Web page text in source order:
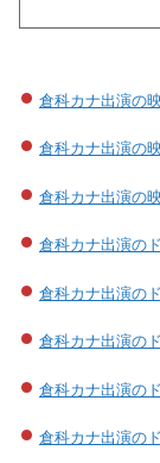
倉科カナ出演の
倉科カナ出演の
倉科カナ出演の
倉科カナ出演の
倉科カナ出演の
倉科カナ出演の
倉科カナ出演の
倉科カナ出演の